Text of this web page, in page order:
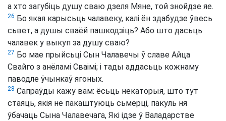
а хто загубіць душу сваю дзеля Мяне, той знойдзе яе.
26 Бо якая карысьць чалавеку, калі ён здабудзе ўвесь
сьвет, а душы сваёй пашкодзіць? Або што дасьць
чалавек у выкуп за душу сваю?
27 Бо мае прыйсьці Сын Чалавечы ў славе Айца
Свайго з анёламі Сваімі; і тады аддасьць кожнаму
паводле ўчынкаў ягоных.
28 Сапраўды кажу вам: ёсьць некаторыя, што тут
стаяць, якія не пакаштуюць сьмерці, пакуль ня
ўбачаць Сына Чалавечага, Які ідзе ў Валадарстве